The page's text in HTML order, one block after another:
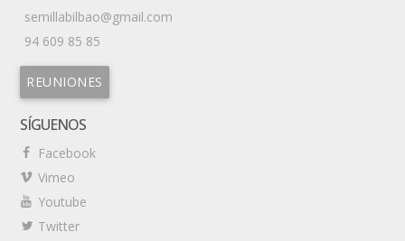
semillabilbao@gmail.com
94 609 85 85
REUNIONES
SÍGUENOS
Facebook
Vimeo
Youtube
Twitter